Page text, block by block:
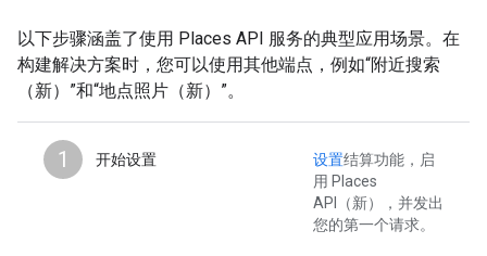
以下步骤涵盖了使用 Places API 服务的典型应用场景。在
构建解决方案时，您可以使用其他端点，例如“附近搜索
（新）”和“地点照片（新）”。
1 开始设置 设置结算功能，启
用 Places
API（新），并发出
您的第一个请求。